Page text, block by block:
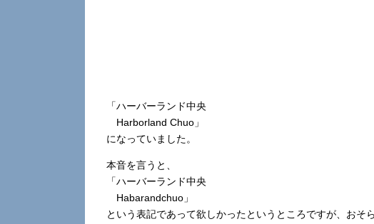
「ハーバーランド中央
Harborland Chuo」
になっていました。
本音を言うと、
「ハーバーランド中央
Habarandchuo」
という表記であって欲しかったというところですが、おそ